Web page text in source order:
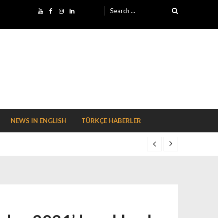
Search for:
NEWS IN ENGLISH TÜRKÇE HABERLER